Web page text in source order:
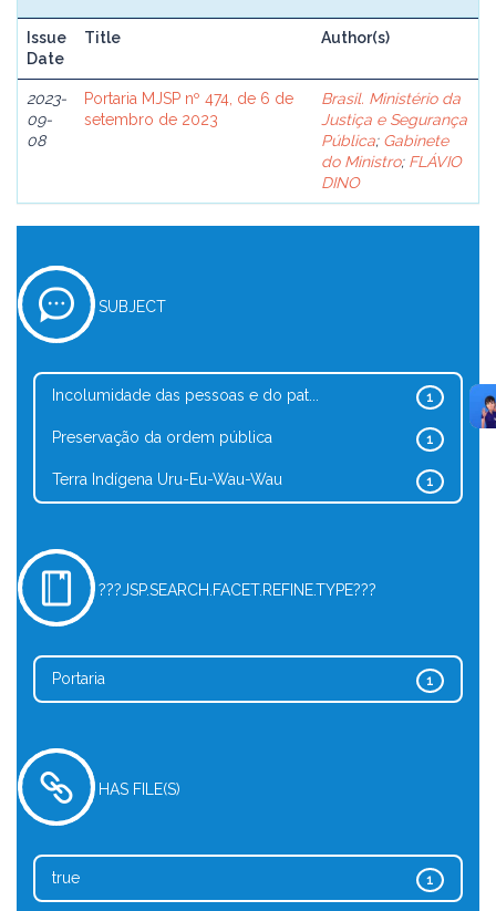
Issue
Date
Title Author(s)
2023-
09-
08
Portaria MJSP nº 474, de 6 de
setembro de 2023
Brasil. Ministério da
Justiça e Segurança
Pública; Gabinete
do Ministro; FLÁVIO
DINO
SUBJECT
1
Incolumidade das pessoas e do pat...
1
Preservação da ordem pública
1
Terra Indígena Uru-Eu-Wau-Wau
???JSP.SEARCH.FACET.REFINE.TYPE???
1
Portaria
HAS FILE(S)
1
true